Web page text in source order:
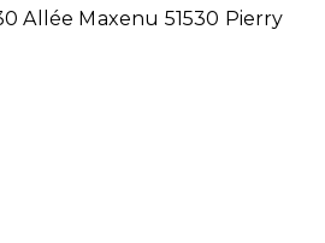
30 Allée Maxenu 51530 Pierry